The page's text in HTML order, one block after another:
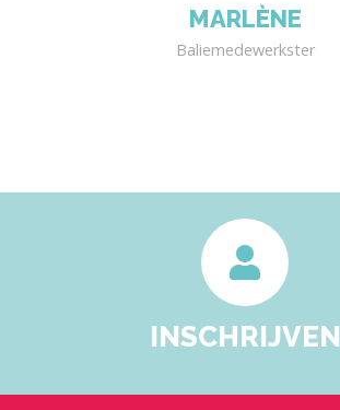
MARLÈNE
Baliemedewerkster
INSCHRIJVEN